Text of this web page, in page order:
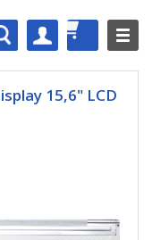
15,6" LCD